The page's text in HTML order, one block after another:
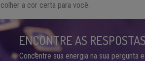
a cor certa para você.
ENCONTRE AS
Concentre sua energia na sua pergunta